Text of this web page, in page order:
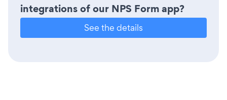
integrations of our NPS Form app?
See the details